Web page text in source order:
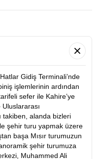
Gidiş Terminali’nde
işlemlerinin ardından
sefer ile Kahire’ye
takiben, alanda bizleri
şehir turu yapmak üzere
başa Mısır turumuzun
şehir turumuza
Muhammed Ali